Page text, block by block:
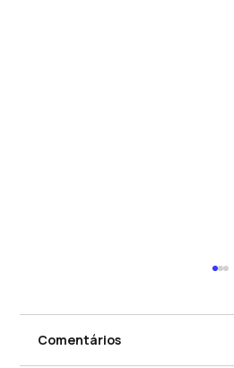
Comentários